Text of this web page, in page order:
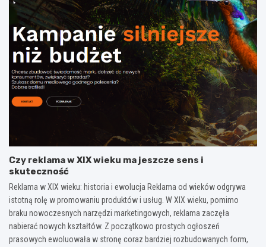
Czy reklama w XIX wieku ma jeszcze sens i
skuteczność
Reklama w XIX wieku: historia i ewolucja Reklama od wieków odgrywa
istotną rolę w promowaniu produktów i usług. W XIX wieku, pomimo
braku nowoczesnych narzędzi marketingowych, reklama zaczęła
nabierać nowych kształtów. Z początkowo prostych ogłoszeń
prasowych ewoluowała w stronę coraz bardziej rozbudowanych form,